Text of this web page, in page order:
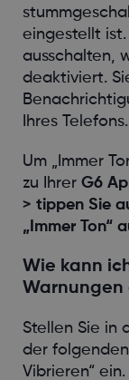
eingestellt ist.
ausschalten,
deaktiviert.
Ihres Telefons.
Um „Immer
zu Ihrer G6
> tippen Sie
„Immer Ton“
Wie kann
Warnungen
Stellen Sie in
der
Vibrieren“ ein.